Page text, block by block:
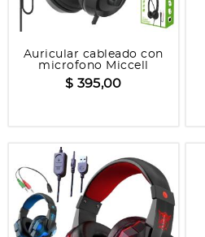
Auricular cableado con
microfono Miccell
VQM802
$ 395,00